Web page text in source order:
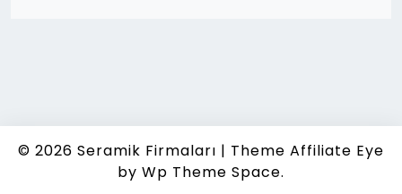
© 2026 Seramik Firmaları | Theme Affiliate Eye
by Wp Theme Space.